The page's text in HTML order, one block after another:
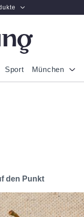
Sport München
den Punkt